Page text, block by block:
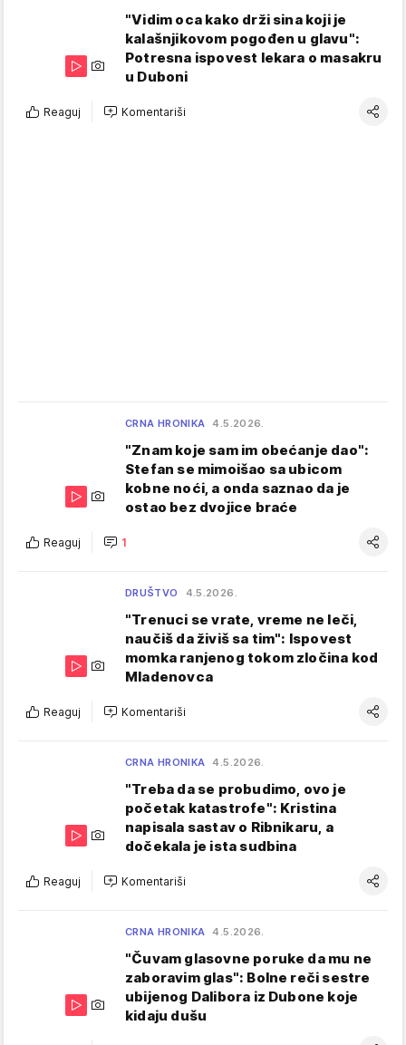
"Vidim oca kako drži sina koji je
kalašnjikovom pogođen u glavu":
Potresna ispovest lekara o masakru
u Duboni
Reaguj Komentariši
CRNA HRONIKA 4.5.2026.
"Znam koje sam im obećanje dao":
Stefan se mimoišao sa ubicom
kobne noći, a onda saznao da je
ostao bez dvojice braće
Reaguj 1
DRUŠTVO 4.5.2026.
"Trenuci se vrate, vreme ne leči,
naučiš da živiš sa tim": Ispovest
momka ranjenog tokom zločina kod
Mladenovca
Reaguj Komentariši
CRNA HRONIKA 4.5.2026.
"Treba da se probudimo, ovo je
početak katastrofe": Kristina
napisala sastav o Ribnikaru, a
dočekala je ista sudbina
Reaguj Komentariši
CRNA HRONIKA 4.5.2026.
"Čuvam glasovne poruke da mu ne
zaboravim glas": Bolne reči sestre
ubijenog Dalibora iz Dubone koje
kidaju dušu